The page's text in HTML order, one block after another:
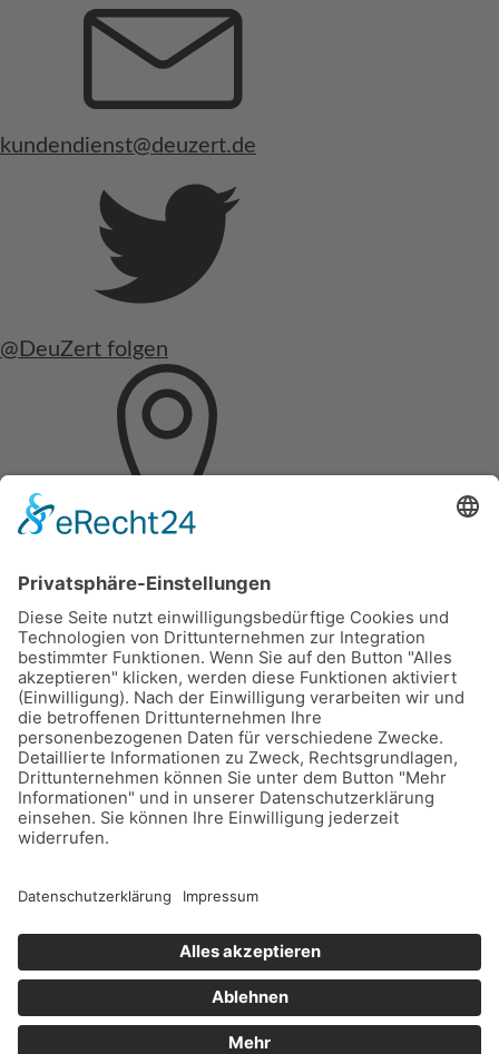
kundendienst@deuzert.de
@DeuZert folgen
D-15745 Wildau, Berlin
Telefon: (03375)217459 0
Fax: (03375)217459 19
© 2026 Deuzert gmbh